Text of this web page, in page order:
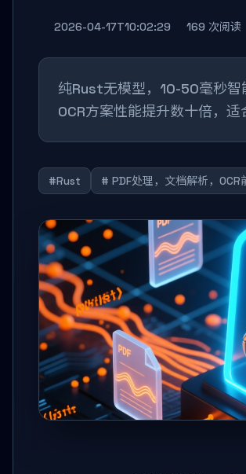
2026-04-17T10:02:29 169 次阅读
纯Rust无模型，10-50毫秒智
OCR方案性能提升数十倍，
#Rust # PDF处理，文档解析，